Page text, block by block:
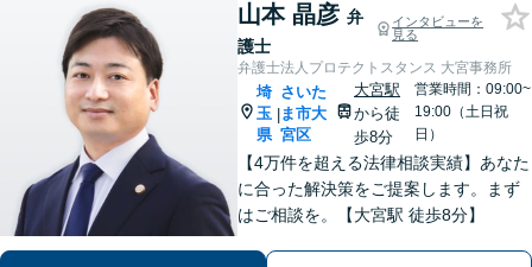
山本 晶彦 弁
護士
インタビューを
見る
弁護士法人プロテクトスタンス 大宮事務所
埼
玉
県
|
さいた
ま市大
宮区
大宮駅
から徒
歩8分
営業時間：09:00~
19:00（土日祝
日）
【4万件を超える法律相談実績】あなた
に合った解決策をご提案します。まず
はご相談を。【大宮駅 徒歩8分】